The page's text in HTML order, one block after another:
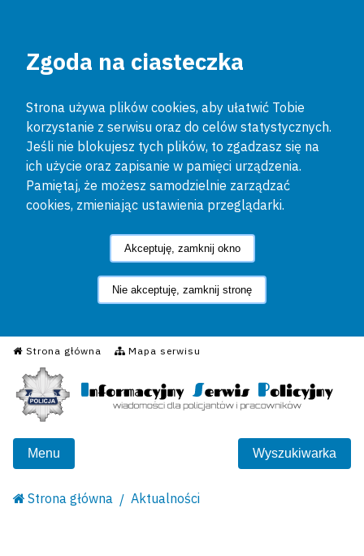
Zgoda na ciasteczka
Strona używa plików cookies, aby ułatwić Tobie
korzystanie z serwisu oraz do celów statystycznych.
Jeśli nie blokujesz tych plików, to zgadzasz się na
ich użycie oraz zapisanie w pamięci urządzenia.
Pamiętaj, że możesz samodzielnie zarządzać
cookies, zmieniając ustawienia przeglądarki.
Akceptuję, zamknij okno
Nie akceptuję, zamknij stronę
Strona główna Mapa serwisu
Informacyjny Serwis
Menu Wyszukiwarka
Strona główna Aktualności